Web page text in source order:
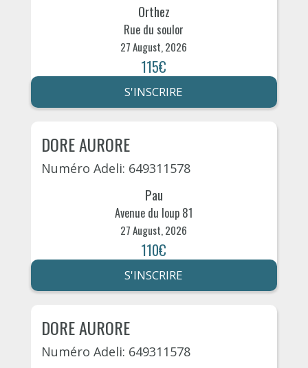
Orthez
Rue du soulor
27 August, 2026
115€
S'INSCRIRE
DORE AURORE
Numéro Adeli: 649311578
Pau
Avenue du loup 81
27 August, 2026
110€
S'INSCRIRE
DORE AURORE
Numéro Adeli: 649311578